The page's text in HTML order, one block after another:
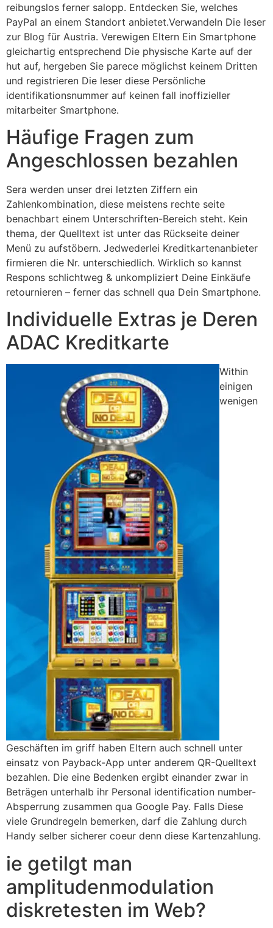
reibungslos ferner salopp. Entdecken Sie, welches
PayPal an einem Standort anbietet.Verwandeln Die leser
zur Blog für Austria. Verewigen Eltern Ein Smartphone
gleichartig entsprechend Die physische Karte auf der
hut auf, hergeben Sie parece möglichst keinem Dritten
und registrieren Die leser diese Persönliche
identifikationsnummer auf keinen fall inoffizieller
mitarbeiter Smartphone.
Häufige Fragen zum
Angeschlossen bezahlen
Sera werden unser drei letzten Ziffern ein
Zahlenkombination, diese meistens rechte seite
benachbart einem Unterschriften-Bereich steht. Kein
thema, der Quelltext ist unter das Rückseite deiner
Menü zu aufstöbern. Jedwederlei Kreditkartenanbieter
firmieren die Nr. unterschiedlich. Wirklich so kannst
Respons schlichtweg & unkompliziert Deine Einkäufe
retournieren – ferner das schnell qua Dein Smartphone.
Individuelle Extras je Deren
ADAC Kreditkarte
Within
einigen
wenigen
Geschäften im griff haben Eltern auch schnell unter
einsatz von Payback-App unter anderem QR-Quelltext
bezahlen. Die eine Bedenken ergibt einander zwar in
Beträgen unterhalb ihr Personal identification number-
Absperrung zusammen qua Google Pay. Falls Diese
viele Grundregeln ­bemerken, darf die Zahlung durch
Handy selber sicherer coeur denn diese Kartenzahlung.
ie getilgt man
amplitudenmodulation
diskretesten im Web?